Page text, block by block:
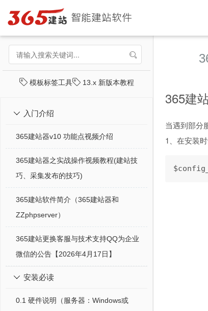
模板标签工具 13.x 新版本教程
入门介绍

365建站器v10 功能点视频介绍
365建站器之实战操作视频教程(建站技
巧、采集发布的技巧)
365建站软件简介（365建站器和
ZZphpserver）
365建站更换客服与技术支持QQ为企业
微信的公告【2026年4月17日】
安装必读

0.1 硬件说明（服务器：Windows或
365建
当遇到部分
1、在安装